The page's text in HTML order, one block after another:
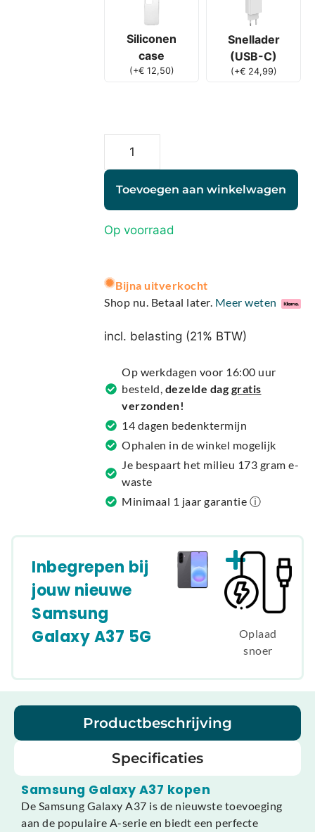
Siliconen
case
(+€12,50)
Snellader
(USB-C)
(+€24,99)
Toevoegen aan winkelwagen
Op voorraad
A
t
e
a
v
e
:
Bijna uitverkocht
Shop nu. Betaal later. Meer weten
incl. belasting (21% BTW)
Op werkdagen voor 16:00 uur
besteld, dezelde dag gratis
verzonden!
14 dagen bedenktermijn
Ophalen in de winkel mogelijk
Je bespaart het milieu 173 gram e-
waste
Minimaal 1 jaar garantie ⓘ
Inbegrepen bij
jouw nieuwe
Samsung
Galaxy A37 5G
Oplaad
snoer
Productbeschrijving
Specificaties
Samsung Galaxy A37 kopen
De Samsung Galaxy A37 is de nieuwste toevoeging
aan de populaire A-serie en biedt een perfecte